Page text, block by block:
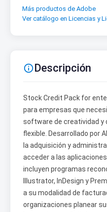
Más productos de Adobe
Ver catálogo en Licencias y
Descripción
Stock Credit Pack for
para empresas que
software de creatividad y
flexible. Desarrollado por
la adquisición y
acceder a las
incluyen programas
Illustrator, InDesign y
a su modalidad de
organizaciones planear